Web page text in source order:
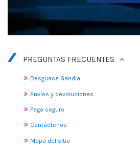
PREGUNTAS FRECUENTES
Desguace Gandia
Envíos y devoluciones
Pago seguro
Contáctenos
Mapa del sitio